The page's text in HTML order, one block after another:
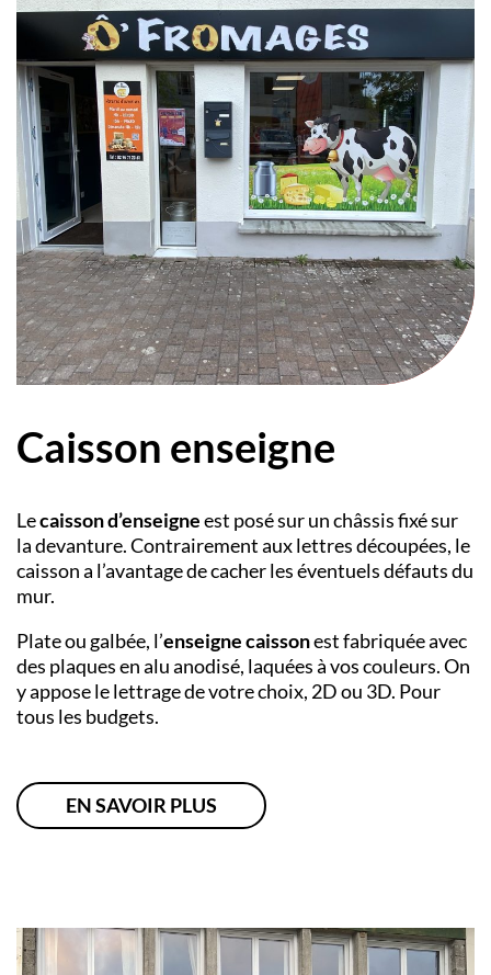
Caisson enseigne
Lecaisson d’enseigneest posé sur un châssis fixé sur
la devanture. Contrairement aux lettres découpées, le
caisson a l’avantage de cacher les éventuels défauts du
mur.
Plate ou galbée, l’enseigne caissonest fabriquée avec
des plaques en alu anodisé, laquées à vos couleurs. On
y appose le lettrage de votre choix, 2D ou 3D. Pour
tous les budgets.
EN SAVOIR PLUS